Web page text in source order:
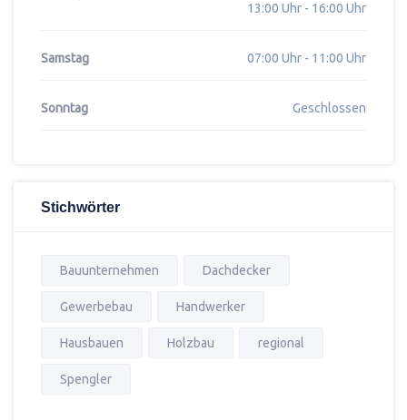
13:00 Uhr - 16:00 Uhr
Samstag 07:00 Uhr - 11:00 Uhr
Sonntag Geschlossen
Stichwörter
Bauunternehmen Dachdecker
Gewerbebau Handwerker
Hausbauen Holzbau regional
Spengler